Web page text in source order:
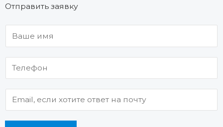
Отправить заявку